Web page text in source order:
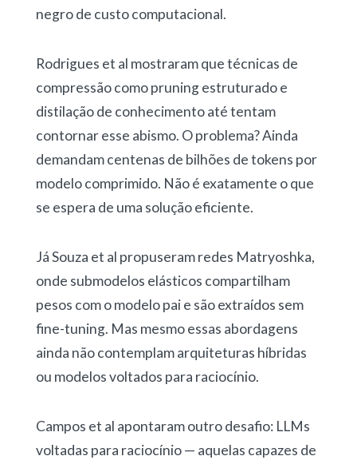
negro de custo computacional.
Rodrigues et al mostraram que técnicas de
compressão como pruning estruturado e
distilação de conhecimento até tentam
contornar esse abismo. O problema? Ainda
demandam centenas de bilhões de tokens por
modelo comprimido. Não é exatamente o que
se espera de uma solução eficiente.
Já Souza et al propuseram redes Matryoshka,
onde submodelos elásticos compartilham
pesos com o modelo pai e são extraídos sem
fine-tuning. Mas mesmo essas abordagens
ainda não contemplam arquiteturas híbridas
ou modelos voltados para raciocínio.
Campos et al apontaram outro desafio: LLMs
voltadas para raciocínio — aquelas capazes de